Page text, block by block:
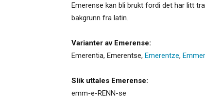
Emerense kan bli brukt fordi det har litt
bakgrunn fra latin.
Varianter av Emerense:
Emerentia, Emerentse, Emerentze,
Slik uttales Emerense:
emm-e-RENN-se